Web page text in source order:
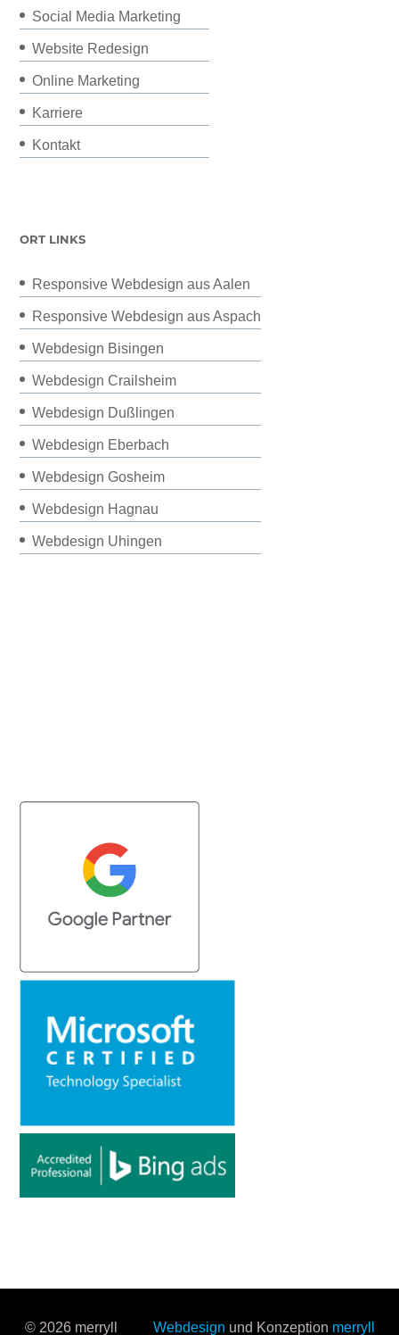
Social Media Marketing
Website Redesign
Online Marketing
Karriere
Kontakt
ORT LINKS
Responsive Webdesign aus Aalen
Responsive Webdesign aus Aspach
Webdesign Bisingen
Webdesign Crailsheim
Webdesign Dußlingen
Webdesign Eberbach
Webdesign Gosheim
Webdesign Hagnau
Webdesign Uhingen
© 2026 merryll Webdesign und Konzeption merryll